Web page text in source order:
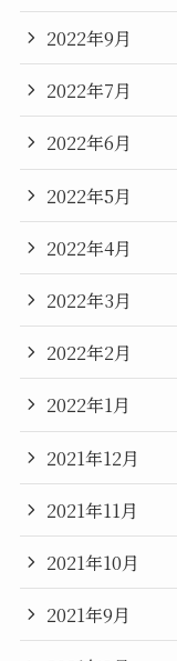
2022年9月
2022年7月
2022年6月
2022年5月
2022年4月
2022年3月
2022年2月
2022年1月
2021年12月
2021年11月
2021年10月
2021年9月